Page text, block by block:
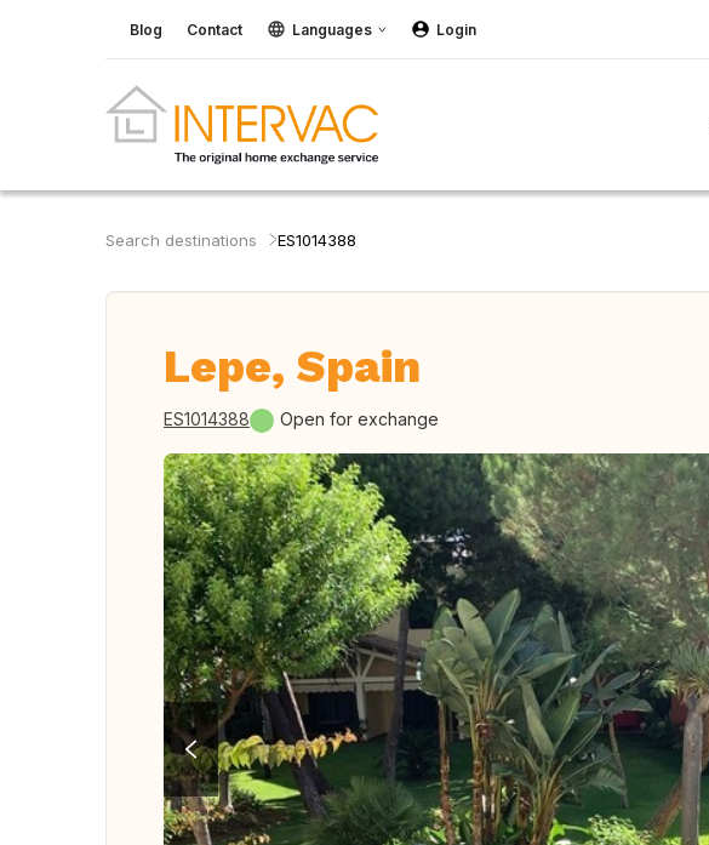
Blog Contact Languages Login
Search destinations ES1014388
Lepe, Spain
ES1014388 Open for exchange